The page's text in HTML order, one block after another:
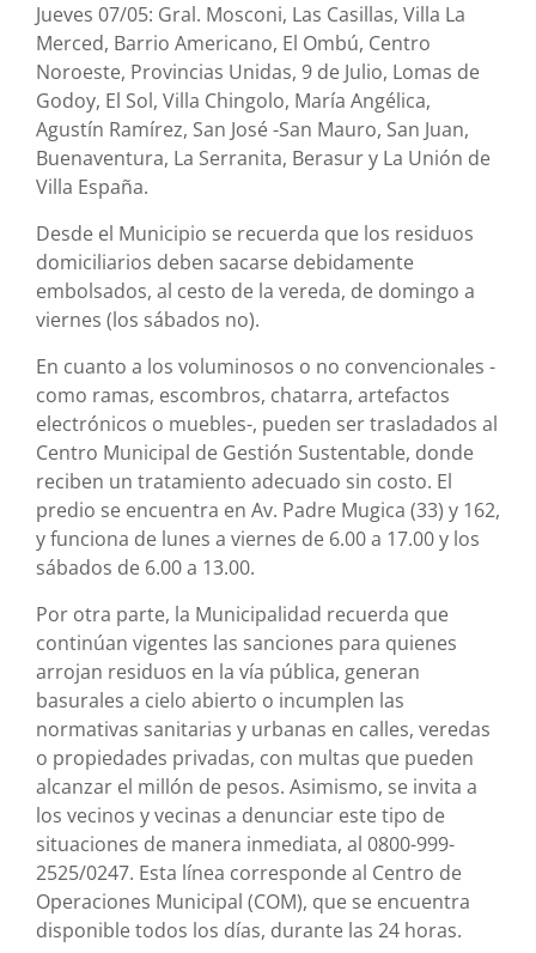
Jueves 07/05: Gral. Mosconi, Las Casillas, Villa La
Merced, Barrio Americano, El Ombú, Centro
Noroeste, Provincias Unidas, 9 de Julio, Lomas de
Godoy, El Sol, Villa Chingolo, María Angélica,
Agustín Ramírez, San José -San Mauro, San Juan,
Buenaventura, La Serranita, Berasur y La Unión de
Villa España.
Desde el Municipio se recuerda que los residuos
domiciliarios deben sacarse debidamente
embolsados, al cesto de la vereda, de domingo a
viernes (los sábados no).
En cuanto a los voluminosos o no convencionales -
como ramas, escombros, chatarra, artefactos
electrónicos o muebles-, pueden ser trasladados al
Centro Municipal de Gestión Sustentable, donde
reciben un tratamiento adecuado sin costo. El
predio se encuentra en Av. Padre Mugica (33) y 162,
y funciona de lunes a viernes de 6.00 a 17.00 y los
sábados de 6.00 a 13.00.
Por otra parte, la Municipalidad recuerda que
continúan vigentes las sanciones para quienes
arrojan residuos en la vía pública, generan
basurales a cielo abierto o incumplen las
normativas sanitarias y urbanas en calles, veredas
o propiedades privadas, con multas que pueden
alcanzar el millón de pesos. Asimismo, se invita a
los vecinos y vecinas a denunciar este tipo de
situaciones de manera inmediata, al 0800-999-
2525/0247. Esta línea corresponde al Centro de
Operaciones Municipal (COM), que se encuentra
disponible todos los días, durante las 24 horas.